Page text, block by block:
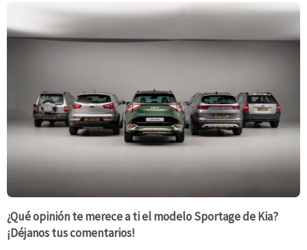
¿Qué opinión te merece a ti el modelo Sportage de Kia?
¡Déjanos tus comentarios!